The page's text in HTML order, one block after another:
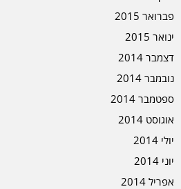
פברואר 2015
ינואר 2015
דצמבר 2014
נובמבר 2014
ספטמבר 2014
אוגוסט 2014
יולי 2014
יוני 2014
אפריל 2014